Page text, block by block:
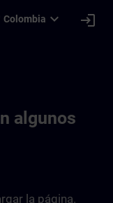
Colombia expand_more login
algunos
la página.